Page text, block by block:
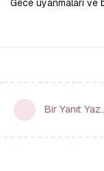
Gece uyanmaları ve
Bir Yanıt